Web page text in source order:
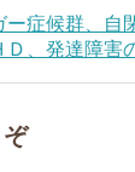
ー症候群、自
Ｄ、発達障害